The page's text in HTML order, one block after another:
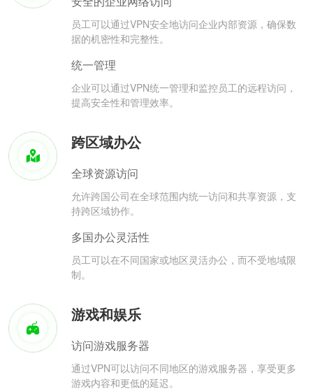
员工可以通过VPN安全地访问企业内部资源，确保数
据的机密性和完整性。
统一管理
企业可以通过VPN统一管理和监控员工的远程访问，
提高安全性和管理效率。
跨区域办公
全球资源访问
允许跨国公司在全球范围内统一访问和共享资源，支
持跨区域协作。
多国办公灵活性
员工可以在不同国家或地区灵活办公，而不受地域限
制。
游戏和娱乐
访问游戏服务器
通过VPN可以访问不同地区的游戏服务器，享受更多
游戏内容和更低的延迟。